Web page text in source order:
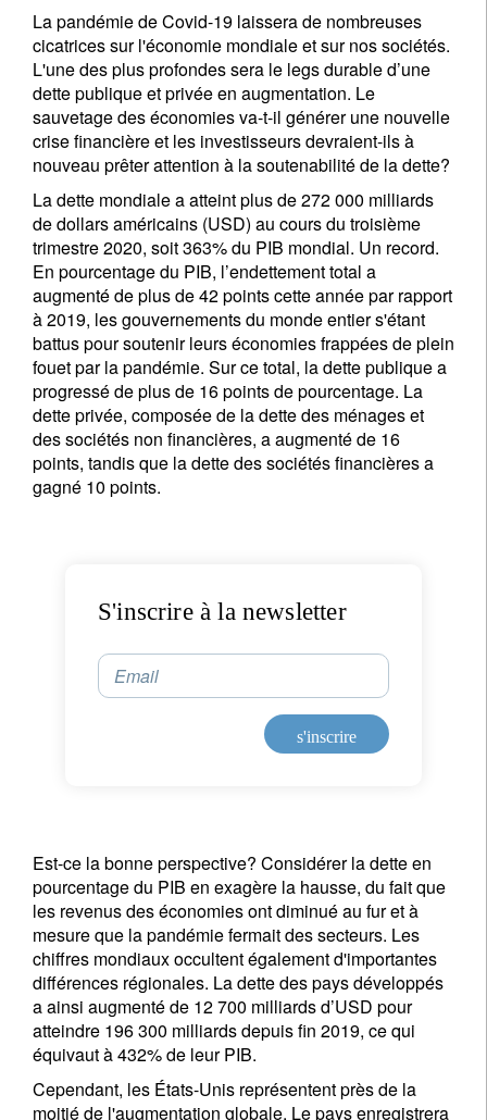
La pandémie de Covid-19 laissera de nombreuses
cicatrices sur l'économie mondiale et sur nos sociétés.
L'une des plus profondes sera le legs durable d’une
dette publique et privée en augmentation. Le
sauvetage des économies va-t-il générer une nouvelle
crise financière et les investisseurs devraient-ils à
nouveau prêter attention à la soutenabilité de la dette?
La dette mondiale a atteint plus de 272 000 milliards
de dollars américains (USD) au cours du troisième
trimestre 2020, soit 363% du PIB mondial. Un record.
En pourcentage du PIB, l’endettement total a
augmenté de plus de 42 points cette année par rapport
à 2019, les gouvernements du monde entier s'étant
battus pour soutenir leurs économies frappées de plein
fouet par la pandémie. Sur ce total, la dette publique a
progressé de plus de 16 points de pourcentage. La
dette privée, composée de la dette des ménages et
des sociétés non financières, a augmenté de 16
points, tandis que la dette des sociétés financières a
gagné 10 points.
S'inscrire à la newsletter
Email
s'inscrire
Est-ce la bonne perspective? Considérer la dette en
pourcentage du PIB en exagère la hausse, du fait que
les revenus des économies ont diminué au fur et à
mesure que la pandémie fermait des secteurs. Les
chiffres mondiaux occultent également d'importantes
différences régionales. La dette des pays développés
a ainsi augmenté de 12 700 milliards d’USD pour
atteindre 196 300 milliards depuis fin 2019, ce qui
équivaut à 432% de leur PIB.
Cependant, les États-Unis représentent près de la
moitié de l'augmentation globale. Le pays enregistrera